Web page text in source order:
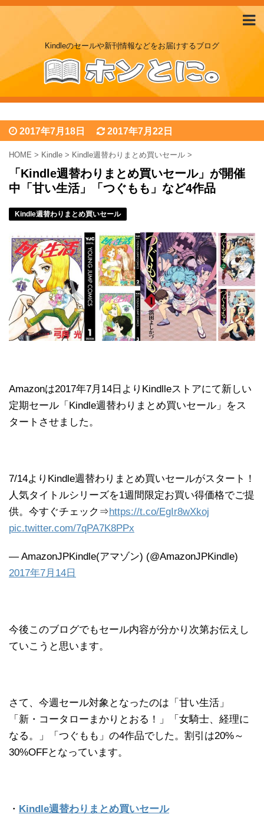
Kindleのセールや新刊情報などをお届けするブログ
2017年7月18日 2017年7月22日
HOME > Kindle > Kindle週替わりまとめ買いセール >
「Kindle週替わりまとめ買いセール」が開催
中「甘い生活」「つぐもも」など4作品
Kindle週替わりまとめ買いセール
Amazonは2017年7月14日よりKindlleストアにて新しい
定期セール「Kindle週替わりまとめ買いセール」をス
タートさせました。
7/14よりKindle週替わりまとめ買いセールがスタート！
人気タイトルシリーズを1週間限定お買い得価格でご提
供。今すぐチェック⇒https://t.co/EgIr8wXkoj
pic.twitter.com/7qPA7K8PPx
— AmazonJPKindle(アマゾン) (@AmazonJPKindle)
2017年7月14日
今後このブログでもセール内容が分かり次第お伝えし
ていこうと思います。
さて、今週セール対象となったのは「甘い生活」
「新・コータローまかりとおる！」「女騎士、経理に
なる。」「つぐもも」の4作品でした。割引は20%～
30%OFFとなっています。
・ Kindle週替わりまとめ買いセール